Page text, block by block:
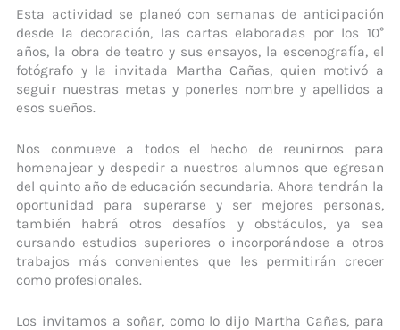
Esta actividad se planeó con semanas de anticipación
desde la decoración, las cartas elaboradas por los 10°
años, la obra de teatro y sus ensayos, la escenografía, el
fotógrafo y la invitada Martha Cañas, quien motivó a
seguir nuestras metas y ponerles nombre y apellidos a
esos sueños.
Nos conmueve a todos el hecho de reunirnos para
homenajear y despedir a nuestros alumnos que egresan
del quinto año de educación secundaria. Ahora tendrán la
oportunidad para superarse y ser mejores personas,
también habrá otros desafíos y obstáculos, ya sea
cursando estudios superiores o incorporándose a otros
trabajos más convenientes que les permitirán crecer
como profesionales.
Los invitamos a soñar, como lo dijo Martha Cañas, para